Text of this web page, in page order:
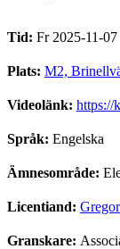
Tid: Fr 2025-11-
Plats: M2,
Videolänk: https://
Språk: Engelska
Ämnesområde:
Licentiand:
Granskare: